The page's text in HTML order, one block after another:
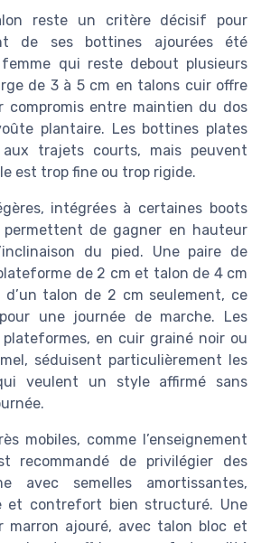
reste un critère décisif pour
de ses bottines ajourées été
qui reste debout plusieurs
de 3 à 5 cm en talons cuir offre
compromis entre maintien du dos
plantaire. Les bottines plates
trajets courts, mais peuvent
est trop fine ou trop rigide.
intégrées à certaines boots
permettent de gagner en hauteur
du pied. Une paire de
de 2 cm et talon de 4 cm
d’un talon de 2 cm seulement, ce
une journée de marche. Les
plateformes, en cuir grainé noir ou
séduisent particulièrement les
veulent un style affirmé sans
mobiles, comme l’enseignement
recommandé de privilégier des
avec semelles amortissantes,
et contrefort bien structuré. Une
marron ajouré, avec talon bloc et